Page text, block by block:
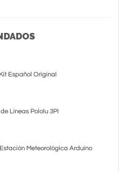
Español Original
Lineas Pololu 3PI
Meteorológica Arduino